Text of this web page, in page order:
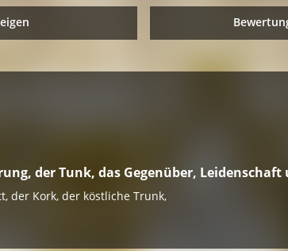
der Tunk, das Gegenüber, Leidenschaft
der Kork, der köstliche Trunk,